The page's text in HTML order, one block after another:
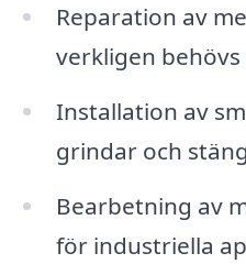
Reparation av
verkligen
Installation av
grindar och
Bearbetning av
för industriella